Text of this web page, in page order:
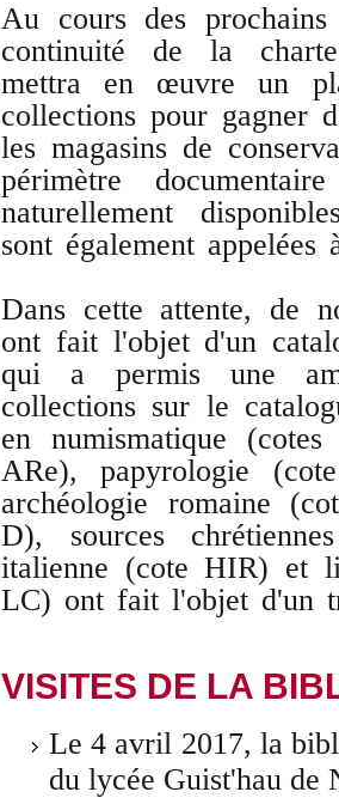
Au cours des
continuité de la
mettra en œuvre un
collections pour gagner
les magasins de
périmètre
naturellement
sont également appelées
Dans cette attente, de
ont fait l'objet d'un
qui a permis une
collections sur le
en numismatique
ARe), papyrologie
archéologie romaine
D), sources
italienne (cote HIR) et
LC) ont fait l'objet d'un
VISITES DE LA
Le 4 avril 2017, la
du lycée Guist'hau de